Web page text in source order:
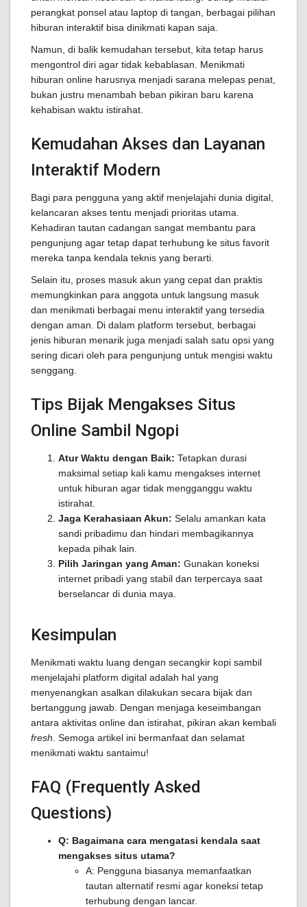
perangkat ponsel atau laptop di tangan, berbagai pilihan
hiburan interaktif bisa dinikmati kapan saja.
Namun, di balik kemudahan tersebut, kita tetap harus
mengontrol diri agar tidak kebablasan. Menikmati
hiburan online harusnya menjadi sarana melepas penat,
bukan justru menambah beban pikiran baru karena
kehabisan waktu istirahat.
Kemudahan Akses dan Layanan
Interaktif Modern
Bagi para pengguna yang aktif menjelajahi dunia digital,
kelancaran akses tentu menjadi prioritas utama.
Kehadiran tautan cadangan sangat membantu para
pengunjung agar tetap dapat terhubung ke situs favorit
mereka tanpa kendala teknis yang berarti.
Selain itu, proses masuk akun yang cepat dan praktis
memungkinkan para anggota untuk langsung masuk
dan menikmati berbagai menu interaktif yang tersedia
dengan aman. Di dalam platform tersebut, berbagai
jenis hiburan menarik juga menjadi salah satu opsi yang
sering dicari oleh para pengunjung untuk mengisi waktu
senggang.
Tips Bijak Mengakses Situs
Online Sambil Ngopi
Atur Waktu dengan Baik: Tetapkan durasi
maksimal setiap kali kamu mengakses internet
untuk hiburan agar tidak mengganggu waktu
istirahat.
Jaga Kerahasiaan Akun: Selalu amankan kata
sandi pribadimu dan hindari membagikannya
kepada pihak lain.
Pilih Jaringan yang Aman: Gunakan koneksi
internet pribadi yang stabil dan terpercaya saat
berselancar di dunia maya.
Kesimpulan
Menikmati waktu luang dengan secangkir kopi sambil
menjelajahi platform digital adalah hal yang
menyenangkan asalkan dilakukan secara bijak dan
bertanggung jawab. Dengan menjaga keseimbangan
antara aktivitas online dan istirahat, pikiran akan kembali
fresh . Semoga artikel ini bermanfaat dan selamat
menikmati waktu santaimu!
FAQ (Frequently Asked
Questions)
Q: Bagaimana cara mengatasi kendala saat
mengakses situs utama?
A: Pengguna biasanya memanfaatkan
tautan alternatif resmi agar koneksi tetap
terhubung dengan lancar.